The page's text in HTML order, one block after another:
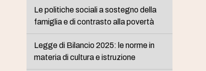
Le politiche sociali a sostegno della
famiglia e di contrasto alla povertà
Legge di Bilancio 2025: le norme in
materia di cultura e istruzione